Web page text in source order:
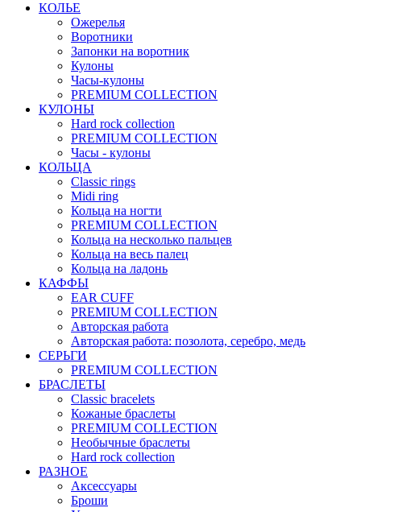
КОЛЬЕ
Ожерелья
Воротники
Запонки на воротник
Кулоны
Часы-кулоны
PREMIUM COLLECTION
КУЛОНЫ
Hard rock collection
PREMIUM COLLECTION
Часы - кулоны
КОЛЬЦА
Classic rings
Midi ring
Кольца на ногти
PREMIUM COLLECTION
Кольца на несколько пальцев
Кольца на весь палец
Кольца на ладонь
КАФФЫ
EAR CUFF
PREMIUM COLLECTION
Авторская работа
Авторская работа: позолота, серебро, медь
СЕРЬГИ
PREMIUM COLLECTION
БРАСЛЕТЫ
Classic bracelets
Кожаные браслеты
PREMIUM COLLECTION
Необычные браслеты
Hard rock collection
РАЗНОЕ
Аксессуары
Броши